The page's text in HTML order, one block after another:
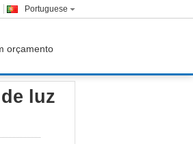
Portuguese
orçamento
luz